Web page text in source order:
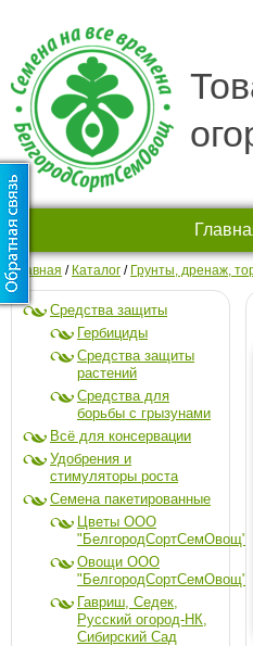
Главная / Каталог / Грунты, дренаж,
Средства защиты
Гербициды
Средства защиты
растений
Средства для
борьбы с грызунами
Всё для консервации
Удобрения и
стимуляторы роста
Семена пакетированные
Цветы ООО
"БелгородСортСемОвощ"
Овощи ООО
"БелгородСортСемОвощ"
Гавриш, Седек,
Русский огород-НК,
Сибирский Сад